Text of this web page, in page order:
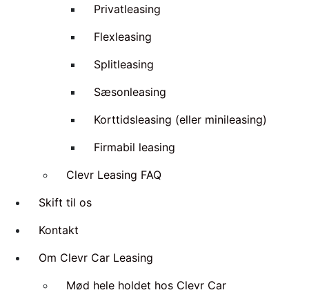
Privatleasing
Flexleasing
Splitleasing
Sæsonleasing
Korttidsleasing (eller minileasing)
Firmabil leasing
Clevr Leasing FAQ
Skift til os
Kontakt
Om Clevr Car Leasing
Mød hele holdet hos Clevr Car